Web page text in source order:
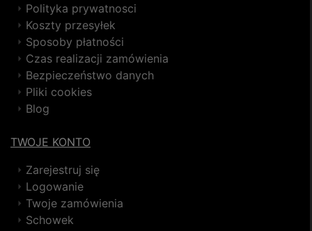
Polityka prywatnosci
Koszty przesyłek
Sposoby płatności
Czas realizacji zamówienia
Bezpieczeństwo danych
Pliki cookies
Blog
TWOJE KONTO
Zarejestruj się
Logowanie
Twoje zamówienia
Schowek